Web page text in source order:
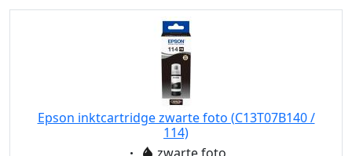
Epson inktcartridge zwarte foto (C13T07B140 /
114)
Eigenschaft: